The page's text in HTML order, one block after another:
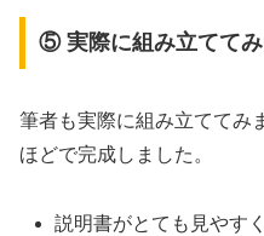
⑤ 実際に組み立てて
筆者も実際に組み立ててみ
ほどで完成しました。
説明書がとても見やす